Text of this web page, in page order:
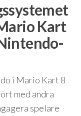
Kart
i Mario Kart 8
med andra
spelare